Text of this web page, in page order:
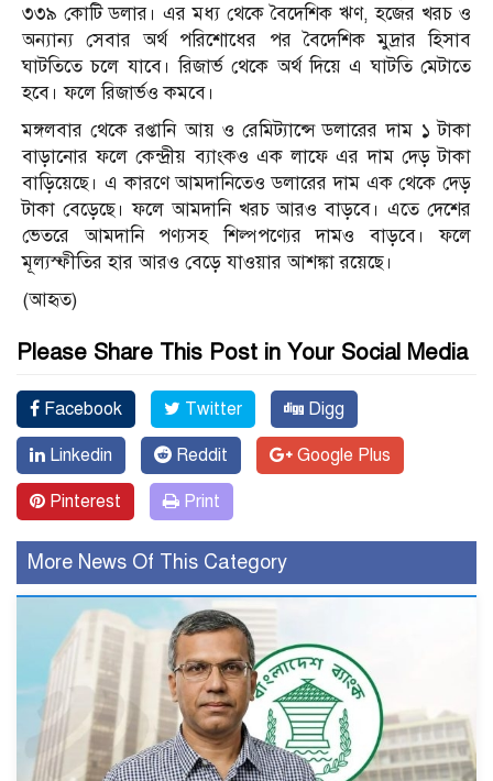
৩৩৯ কোটি ডলার। এর মধ্য থেকে বৈদেশিক ঋণ, হজের খরচ ও
অন্যান্য সেবার অর্থ পরিশোধের পর বৈদেশিক মুদ্রার হিসাব
ঘাটতিতে চলে যাবে। রিজার্ভ থেকে অর্থ দিয়ে এ ঘাটতি মেটাতে
হবে। ফলে রিজার্ভও কমবে।
মঙ্গলবার থেকে রপ্তানি আয় ও রেমিট্যান্সে ডলারের দাম ১ টাকা
বাড়ানোর ফলে কেন্দ্রীয় ব্যাংকও এক লাফে এর দাম দেড় টাকা
বাড়িয়েছে। এ কারণে আমদানিতেও ডলারের দাম এক থেকে দেড়
টাকা বেড়েছে। ফলে আমদানি খরচ আরও বাড়বে। এতে দেশের
ভেতরে আমদানি পণ্যসহ শিল্পপণ্যের দামও বাড়বে। ফলে
মূল্যস্ফীতির হার আরও বেড়ে যাওয়ার আশঙ্কা রয়েছে।
(আহৃত)
Please Share This Post in Your Social Media
Facebook Twitter Digg
Linkedin Reddit Google Plus
Pinterest Print
More News Of This Category